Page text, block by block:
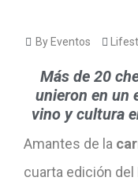
By Eventos
Más de 20
unieron en un
vino y cultura
Amantes de la
cuarta edición del